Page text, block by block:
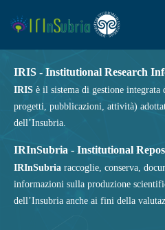
IRIS - Institutional Research
IRIS è il sistema di gestione integrata
progetti, pubblicazioni, attività)
dell’Insubria.
IRInSubria - Institutional
IRInSubria raccoglie, conserva,
informazioni sulla produzione
dell’Insubria anche ai fini della